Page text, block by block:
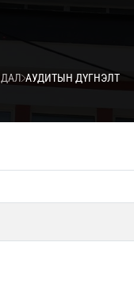
АУДИТЫН ДҮГНЭЛТ